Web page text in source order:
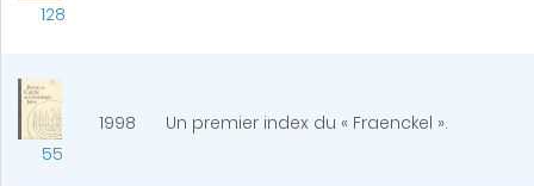
128
55
1998 Un premier index du « Fraenckel ».